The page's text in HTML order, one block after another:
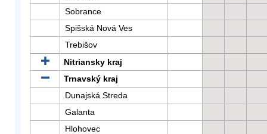
Sobrance
Spišská Nová Ves
Trebišov
Nitriansky kraj
Trnavský kraj
Dunajská Streda
Galanta
Hlohovec